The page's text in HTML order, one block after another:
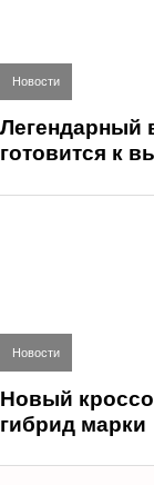
Новости
Легендарный
готовится к
Новости
Новый
гибрид марки